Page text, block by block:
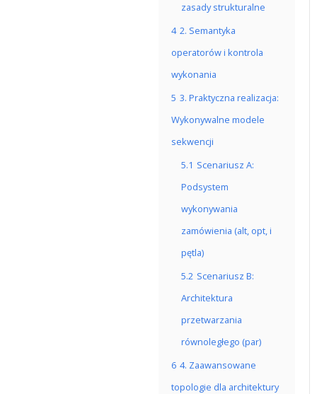
zasady strukturalne
4 2. Semantyka
operatorów i kontrola
wykonania
5 3. Praktyczna realizacja:
Wykonywalne modele
sekwencji
5.1 Scenariusz A:
Podsystem
wykonywania
zamówienia (alt, opt, i
pętla)
5.2 Scenariusz B:
Architektura
przetwarzania
równoległego (par)
6 4. Zaawansowane
topologie dla architektury